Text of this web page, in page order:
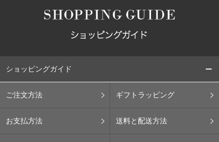
ショッピングガイド
ご注文方法 ギフトラッピング
お支払方法 送料と配送方法